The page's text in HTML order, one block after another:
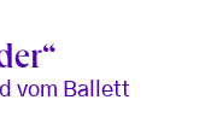
vom Ballett